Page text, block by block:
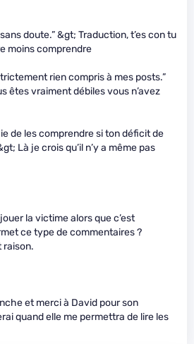
doute.” &gt; Traduction, t’es con tu
moins comprendre
rien compris à mes posts.”
êtes vraiment débiles vous n’avez
de les comprendre si ton déficit de
Là je crois qu’il n’y a même pas
la victime alors que c’est
ce type de commentaires ?
raison.
et merci à David pour son
quand elle me permettra de lire les